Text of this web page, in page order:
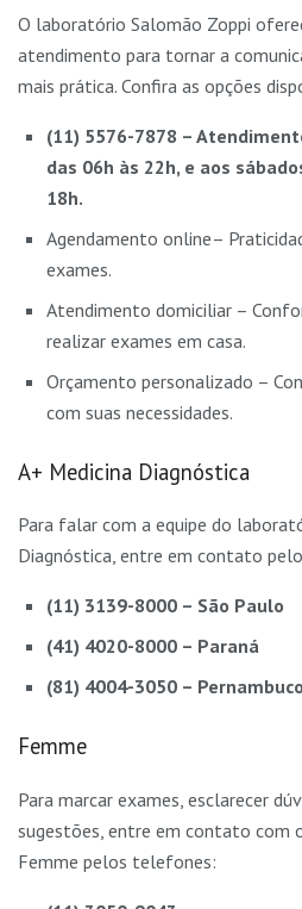
O laboratório Salomão Zoppi
atendimento para tornar a
mais prática. Confira as opções
(11) 5576-7878 –
das 06h às 22h, e aos
18h.
Agendamento online–
exames.
Atendimento domiciliar –
realizar exames em casa.
Orçamento personalizado –
com suas necessidades.
A+ Medicina Diagnóstica
Para falar com a equipe do
Diagnóstica, entre em contato
(11) 3139-8000 – São Paulo
(41) 4020-8000 – Paraná
(81) 4004-3050 – Pernambuco
Femme
Para marcar exames, esclarecer
sugestões, entre em contato com
Femme pelos telefones: